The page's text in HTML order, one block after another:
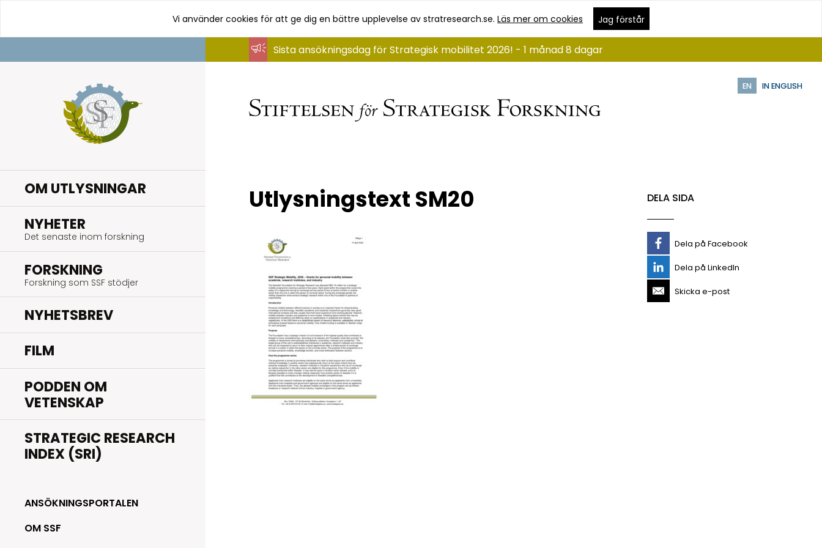
innehåll
Vi använder cookies för att ge dig en bättre upplevelse av stratresearch.se.Läs mer om cookies Jag förstår
EN IN ENGLISH
OM UTLYSNINGAR
NYHETER
Det senaste inom forskning
FORSKNING
Forskning som SSF stödjer
NYHETSBREV
FILM
PODDEN OM
VETENSKAP
STRATEGIC RESEARCH
INDEX (SRI)
ANSÖKNINGSPORTALEN
OM SSF
Sista ansökningsdag för Strategisk mobilitet 2026! - 1 månad 8 dagar
Utlysningstext SM20 DELA SIDA
Dela på Facebook
Dela på LinkedIn
Skicka e-post